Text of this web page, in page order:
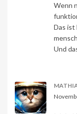
Wenn
Das ist
Und